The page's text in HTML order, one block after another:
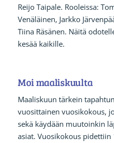
Reijo Taipale. Rooleissa:
Venäläinen, Jarkko
Tiina Räsänen. Näitä
kesää kaikille.
Moi maaliskuulta
Maaliskuun tärkein
vuosittainen vuosikokous,
sekä käydään muutoinkin
asiat. Vuosikokous pidettiin